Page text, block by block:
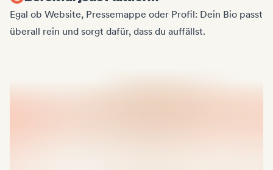
Egal ob Website, Pressemappe oder Profil: Dein Bio passt
überall rein und sorgt dafür, dass du auffällst.